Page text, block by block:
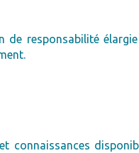
de responsabilité
connaissances